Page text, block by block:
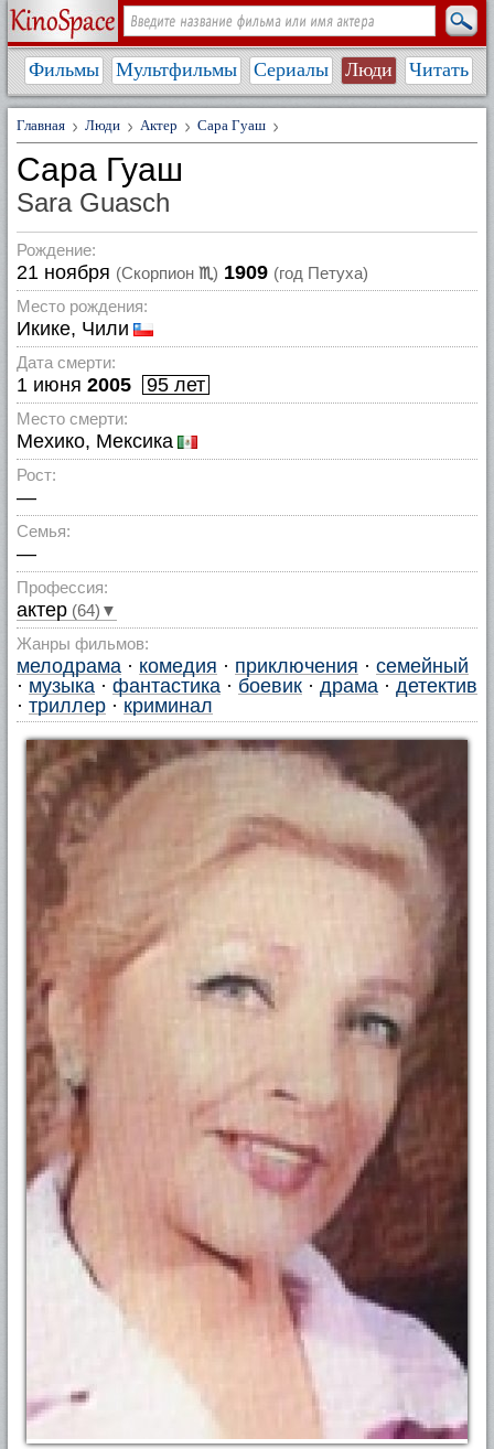
Фильмы Мультфильмы Сериалы Люди Читать
Главная Люди Актер Сара Гуаш
Сара Гуаш
Sara Guasch
Рождение:
21 ноября (Скорпион ♏) 1909 (год Петуха)
Место рождения:
Икике, Чили
Дата смерти:
1 июня 2005 95 лет
Место смерти:
Мехико, Мексика
Рост:
—
Семья:
—
Профессия:
актер (64)▼
Жанры фильмов:
мелодрама · комедия · приключения · семейный
· музыка · фантастика · боевик · драма · детектив
· триллер · криминал